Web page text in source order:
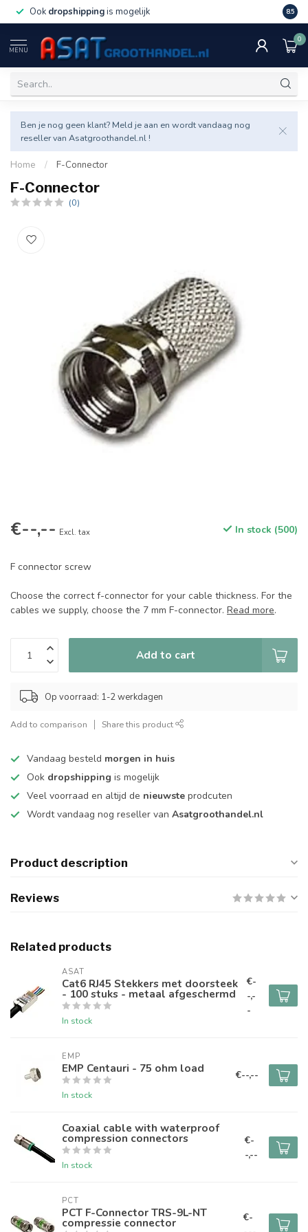
Ook dropshippingis mogelijk Veel
8.5
MENU
0
Ben je nog geen klant? Meld je aan en wordt vandaag nog
reseller van Asatgroothandel.nl !
Home / F-Connector
F-Connector
(0)
€--,-- Excl. tax In stock (500)
F connector screw
Choose the correct f-connector for your cable thickness. For the
cables we supply, choose the 7 mm F-connector. Read more.
Add to cart
Op voorraad: 1-2 werkdagen
Add to comparison Share this product
Vandaag besteld morgen in huis
Ook dropshipping is mogelijk
Veel voorraad en altijd de nieuwste prodcuten
Wordt vandaag nog reseller van Asatgroothandel.nl
Product description
Reviews
Related products
ASAT
Cat6 RJ45 Stekkers met doorsteek
- 100 stuks - metaal afgeschermd
In stock
€-
-,-
-
EMP
EMP Centauri - 75 ohm load
In stock
€--,--
Coaxial cable with waterproof
compression connectors
In stock
€-
-,--
PCT
PCT F-Connector TRS-9L-NT
compressie connector
€-